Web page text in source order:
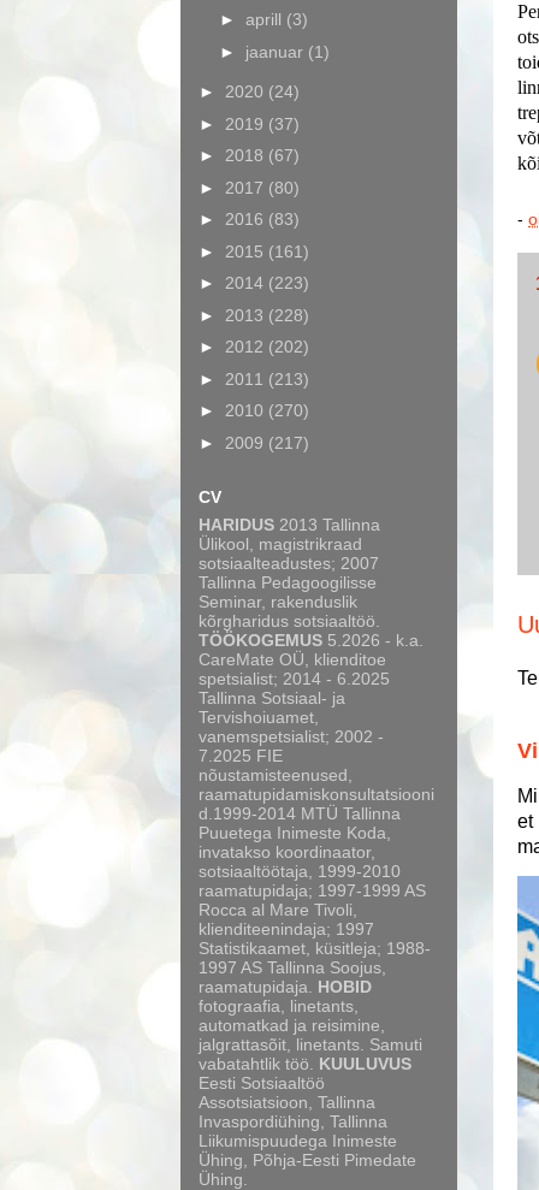
-
et
► aprill (3)
► jaanuar (1)
► 2020 (24)
► 2019 (37)
► 2018 (67)
► 2017 (80)
► 2016 (83)
► 2015 (161)
► 2014 (223)
► 2013 (228)
► 2012 (202)
► 2011 (213)
► 2010 (270)
► 2009 (217)
CV
HARIDUS 2013 Tallinna
Ülikool, magistrikraad
sotsiaalteadustes; 2007
Tallinna Pedagoogilisse
Seminar, rakenduslik
kõrgharidus sotsiaaltöö.
TÖÖKOGEMUS 5.2026 - k.a.
CareMate OÜ, klienditoe
spetsialist; 2014 - 6.2025
Tallinna Sotsiaal- ja
Tervishoiuamet,
vanemspetsialist; 2002 -
7.2025 FIE
nõustamisteenused,
raamatupidamiskonsultatsiooni
d.1999-2014 MTÜ Tallinna
Puuetega Inimeste Koda,
invatakso koordinaator,
sotsiaaltöötaja, 1999-2010
raamatupidaja; 1997-1999 AS
Rocca al Mare Tivoli,
klienditeenindaja; 1997
Statistikaamet, küsitleja; 1988-
1997 AS Tallinna Soojus,
raamatupidaja. HOBID
fotograafia, linetants,
automatkad ja reisimine,
jalgrattasõit, linetants. Samuti
vabatahtlik töö. KUULUVUS
Eesti Sotsiaaltöö
Assotsiatsioon, Tallinna
Invaspordiühing, Tallinna
Liikumispuudega Inimeste
Ühing, Põhja-Eesti Pimedate
Ühing.